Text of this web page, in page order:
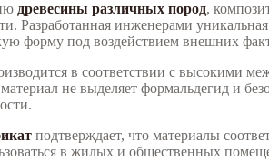
древесины различных пород,
Разработанная инженерами
форму под воздействием внешних
в соответствии с высокими
материал не выделяет формальдегид и
подтверждает, что материалы
в жилых и общественных